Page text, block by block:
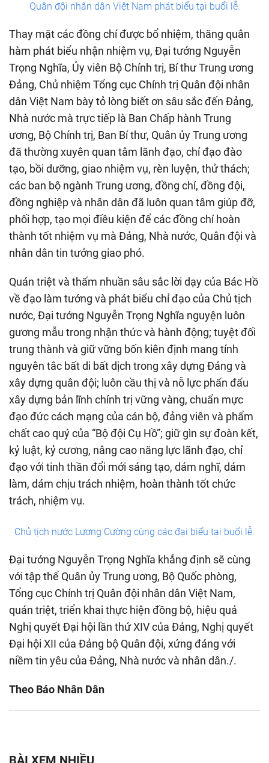
Quân đội nhân dân Việt Nam phát biểu tại buổi lễ.
Thay mặt các đồng chí được bổ nhiệm, thăng quân
hàm phát biểu nhận nhiệm vụ, Đại tướng Nguyễn
Trọng Nghĩa, Ủy viên Bộ Chính trị, Bí thư Trung ương
Đảng, Chủ nhiệm Tổng cục Chính trị Quân đội nhân
dân Việt Nam bày tỏ lòng biết ơn sâu sắc đến Đảng,
Nhà nước mà trực tiếp là Ban Chấp hành Trung
ương, Bộ Chính trị, Ban Bí thư, Quân ủy Trung ương
đã thường xuyên quan tâm lãnh đạo, chỉ đạo đào
tạo, bồi dưỡng, giao nhiệm vụ, rèn luyện, thử thách;
các ban bộ ngành Trung ương, đồng chí, đồng đội,
đồng nghiệp và nhân dân đã luôn quan tâm giúp đỡ,
phối hợp, tạo mọi điều kiện để các đồng chí hoàn
thành tốt nhiệm vụ mà Đảng, Nhà nước, Quân đội và
nhân dân tin tưởng giao phó.
Quán triệt và thấm nhuần sâu sắc lời dạy của Bác Hồ
về đạo làm tướng và phát biểu chỉ đạo của Chủ tịch
nước, Đại tướng Nguyễn Trọng Nghĩa nguyện luôn
gương mẫu trong nhận thức và hành động; tuyệt đối
trung thành và giữ vững bốn kiên định mang tính
nguyên tắc bất di bất dịch trong xây dựng Đảng và
xây dựng quân đội; luôn cầu thị và nỗ lực phấn đấu
xây dựng bản lĩnh chính trị vững vàng, chuẩn mực
đạo đức cách mạng của cán bộ, đảng viên và phẩm
chất cao quý của “Bộ đội Cụ Hồ”; giữ gìn sự đoàn kết,
kỷ luật, kỷ cương, nâng cao năng lực lãnh đạo, chỉ
đạo với tinh thần đổi mới sáng tạo, dám nghĩ, dám
làm, dám chịu trách nhiệm, hoàn thành tốt chức
trách, nhiệm vụ.
Chủ tịch nước Lương Cường cùng các đại biểu tại buổi lễ.
Đại tướng Nguyễn Trọng Nghĩa khẳng định sẽ cùng
với tập thể Quân ủy Trung ương, Bộ Quốc phòng,
Tổng cục Chính trị Quân đội nhân dân Việt Nam,
quán triệt, triển khai thực hiện đồng bộ, hiệu quả
Nghị quyết Đại hội lần thứ XIV của Đảng, Nghị quyết
Đại hội XII của Đảng bộ Quân đội, xứng đáng với
niềm tin yêu của Đảng, Nhà nước và nhân dân./.
Theo Báo Nhân Dân